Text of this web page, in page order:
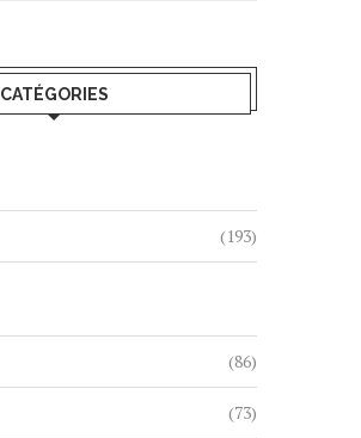
CATÉGORIES
(193)
(86)
(73)